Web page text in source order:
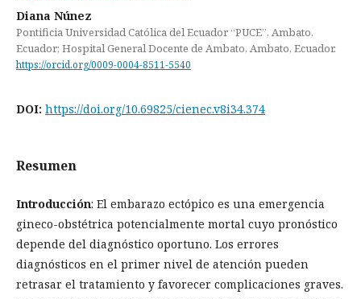
Diana Núnez
Pontificia Universidad Católica del Ecuador “PUCE”, Ambato,
Ecuador; Hospital General Docente de Ambato, Ambato, Ecuador.
https://orcid.org/0009-0004-8511-5540
DOI: https://doi.org/10.69825/cienec.v8i34.374
Resumen
Introducción: El embarazo ectópico es una emergencia
gineco-obstétrica potencialmente mortal cuyo pronóstico
depende del diagnóstico oportuno. Los errores
diagnósticos en el primer nivel de atención pueden
retrasar el tratamiento y favorecer complicaciones graves.